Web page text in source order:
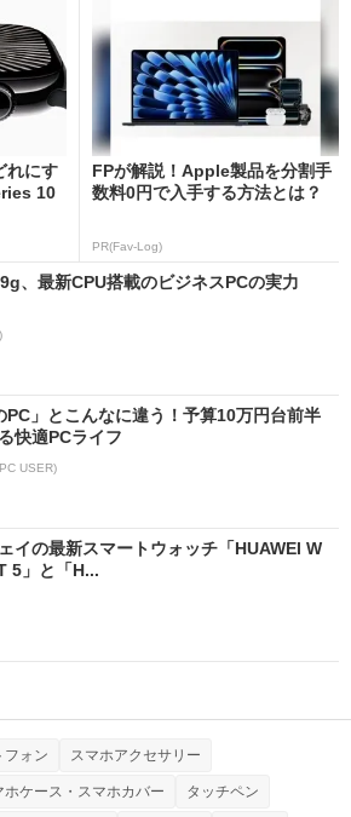
れにす
10
FPが解説！Apple製品を分割手
数料0円で入手する方法とは？
PR(Fav-Log)
、最新CPU搭載のビジネスPCの実力
PC」とこんなに違う！予算10万円台前半
快適PCライフ
USER)
イの最新スマートウォッチ「HUAWEI W
5」と「H...
フォン スマホアクセサリー
ホケース・スマホカバー タッチペン